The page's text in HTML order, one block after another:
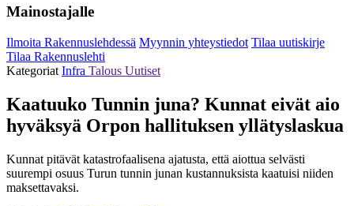
Mainostajalle
Ilmoita Rakennuslehdessä Myynnin yhteystiedot Tilaa uutiskirje
Tilaa Rakennuslehti
Kategoriat Infra Talous Uutiset
Kaatuuko Tunnin juna? Kunnat eivät aio
hyväksyä Orpon hallituksen yllätys­laskua
Kunnat pitävät katastrofaalisena ajatusta, että aiottua selvästi
suurempi osuus Turun tunnin junan kustannuksista kaatuisi niiden
maksettavaksi.